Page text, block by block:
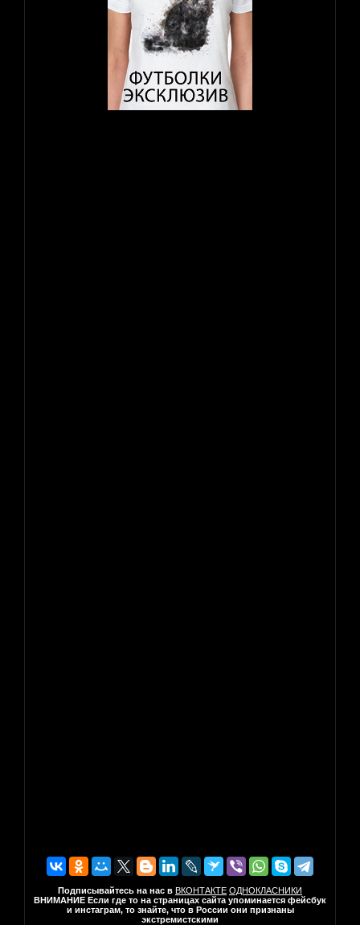
Подписывайтесь на нас в ВКОНТАКТЕ ОДНОКЛАСНИКИ
ВНИМАНИЕ Если где то на страницах сайта упоминается фейсбук
и инстаграм, то знайте, что в России они признаны
экстремистскими